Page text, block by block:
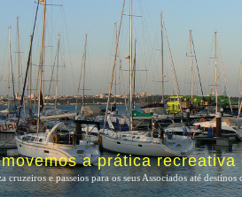
a prática
cruzeiros e passeios para os seus Associados até